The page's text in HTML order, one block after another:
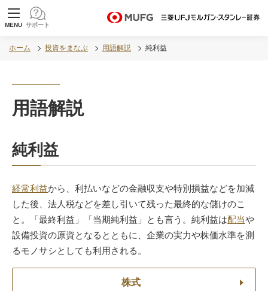
MUFG 世界が進むチカラになる。 三菱ＵＦＪモル
MENU サポート
ホーム 投資をまなぶ 用語解説 純利益
用語解説
純利益
経常利益から、利払いなどの金融収支や特別損益などを加減
した後、法人税などを差し引いて残った最終的な儲けのこ
と。「最終利益」「当期純利益」とも言う。純利益は配当や
設備投資の原資となるとともに、企業の実力や株価水準を測
るモノサシとしても利用される。
株式